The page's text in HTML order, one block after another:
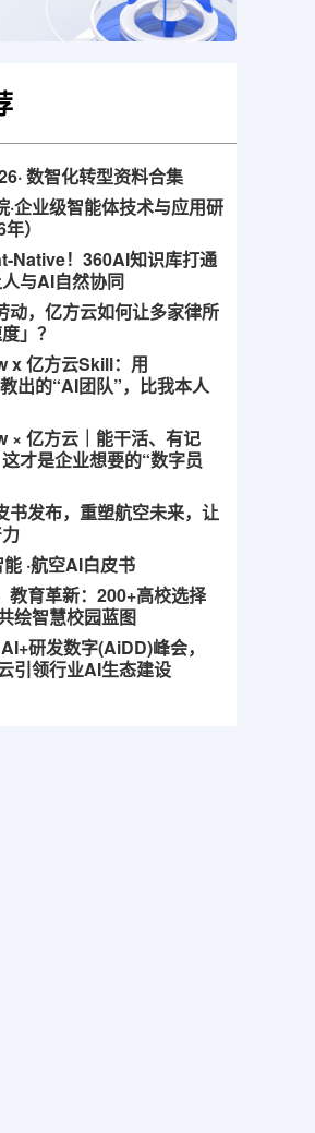
数智化转型资料合集
·企业级智能体技术与应用研
）
Native！360AI知识库打通
与AI自然协同
动，亿方云如何让多家律所
」？
x 亿方云Skill：用
出的“AI团队”，比我本人
× 亿方云｜能干活、有记
才是企业想要的“数字员
书发布，重塑航空未来，让
·航空AI白皮书
教育革新：200+高校选择
绘智慧校园蓝图
研发数字(AiDD)峰会，
引领行业AI生态建设